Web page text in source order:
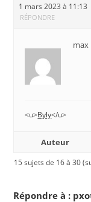
1 mars 2023 à 11:13
RÉPONDRE
max
<u>Byly</u>
Auteur
15 sujets de 16 à 30
Répondre à :